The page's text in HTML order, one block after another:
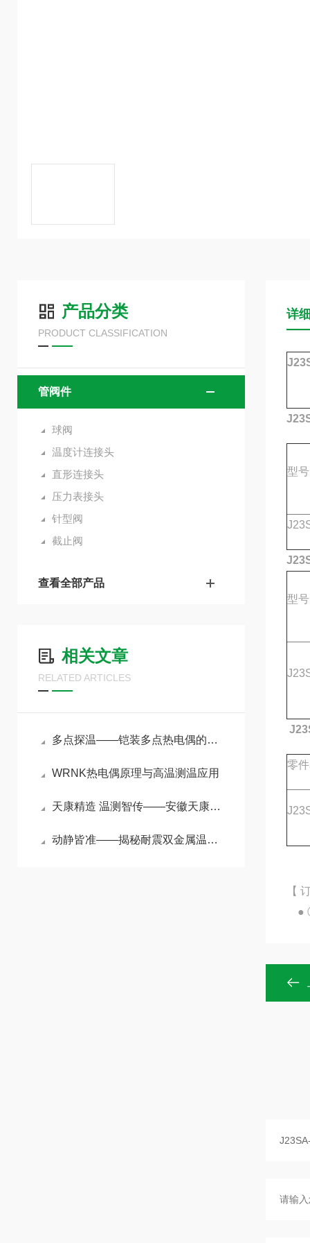
产品分类
PRODUCT CLASSIFICATION
管阀件
球阀
温度计连接头
直形连接头
压力表接头
针型阀
截止阀
查看全部产品
相关文章
RELATED ARTICLES
多点探温——铠装多点热电偶的原理与选型指南
WRNK热电偶原理与高温测温应用
天康精造 温测智传——安徽天康远传双金属温度计赋能工业精准测控
动静皆准——揭秘耐震双金属温度计在强振动环境下的测温奥秘
详
型号
型号
零
【
●